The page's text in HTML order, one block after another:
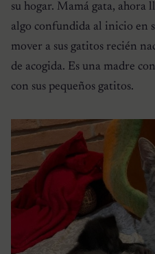
su hogar. Mamá gata, ahora
algo confundida al inicio en
mover a sus gatitos recién
de acogida. Es una madre
con sus pequeños gatitos.